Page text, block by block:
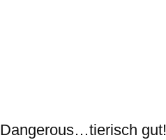
Dangerous…tierisch gut!